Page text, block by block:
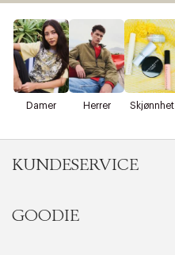
Damer Herrer Skjønnhet
KUNDESERVICE
Gå til kundeservice
GOODIE